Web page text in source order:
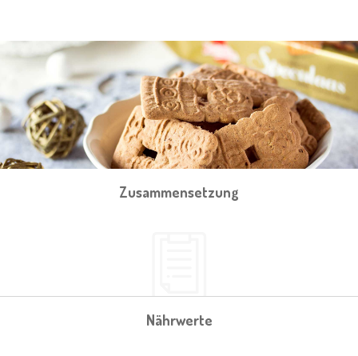
Zusammensetzung
Nährwerte